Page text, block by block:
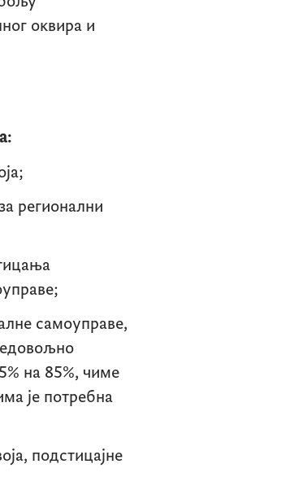
оквира и
регионални
самоуправе,
на 85%, чиме
је потребна
подстицајне